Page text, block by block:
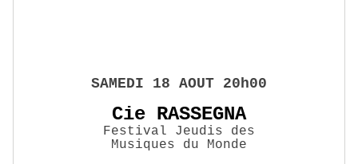
SAMEDI 18 AOUT 20h00
Cie RASSEGNA
Festival Jeudis des
Musiques du Monde